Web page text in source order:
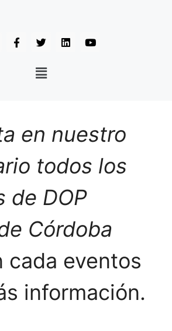
en nuestro
todos los
de DOP
Córdoba
cada eventos
información.